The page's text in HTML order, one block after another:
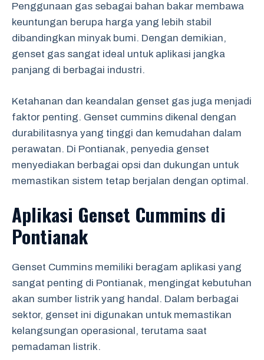
Penggunaan gas sebagai bahan bakar membawa
keuntungan berupa harga yang lebih stabil
dibandingkan minyak bumi. Dengan demikian,
genset gas sangat ideal untuk aplikasi jangka
panjang di berbagai industri.
Ketahanan dan keandalan genset gas juga menjadi
faktor penting. Genset cummins dikenal dengan
durabilitasnya yang tinggi dan kemudahan dalam
perawatan. Di Pontianak, penyedia genset
menyediakan berbagai opsi dan dukungan untuk
memastikan sistem tetap berjalan dengan optimal.
Aplikasi Genset Cummins di
Pontianak
Genset Cummins memiliki beragam aplikasi yang
sangat penting di Pontianak, mengingat kebutuhan
akan sumber listrik yang handal. Dalam berbagai
sektor, genset ini digunakan untuk memastikan
kelangsungan operasional, terutama saat
pemadaman listrik.